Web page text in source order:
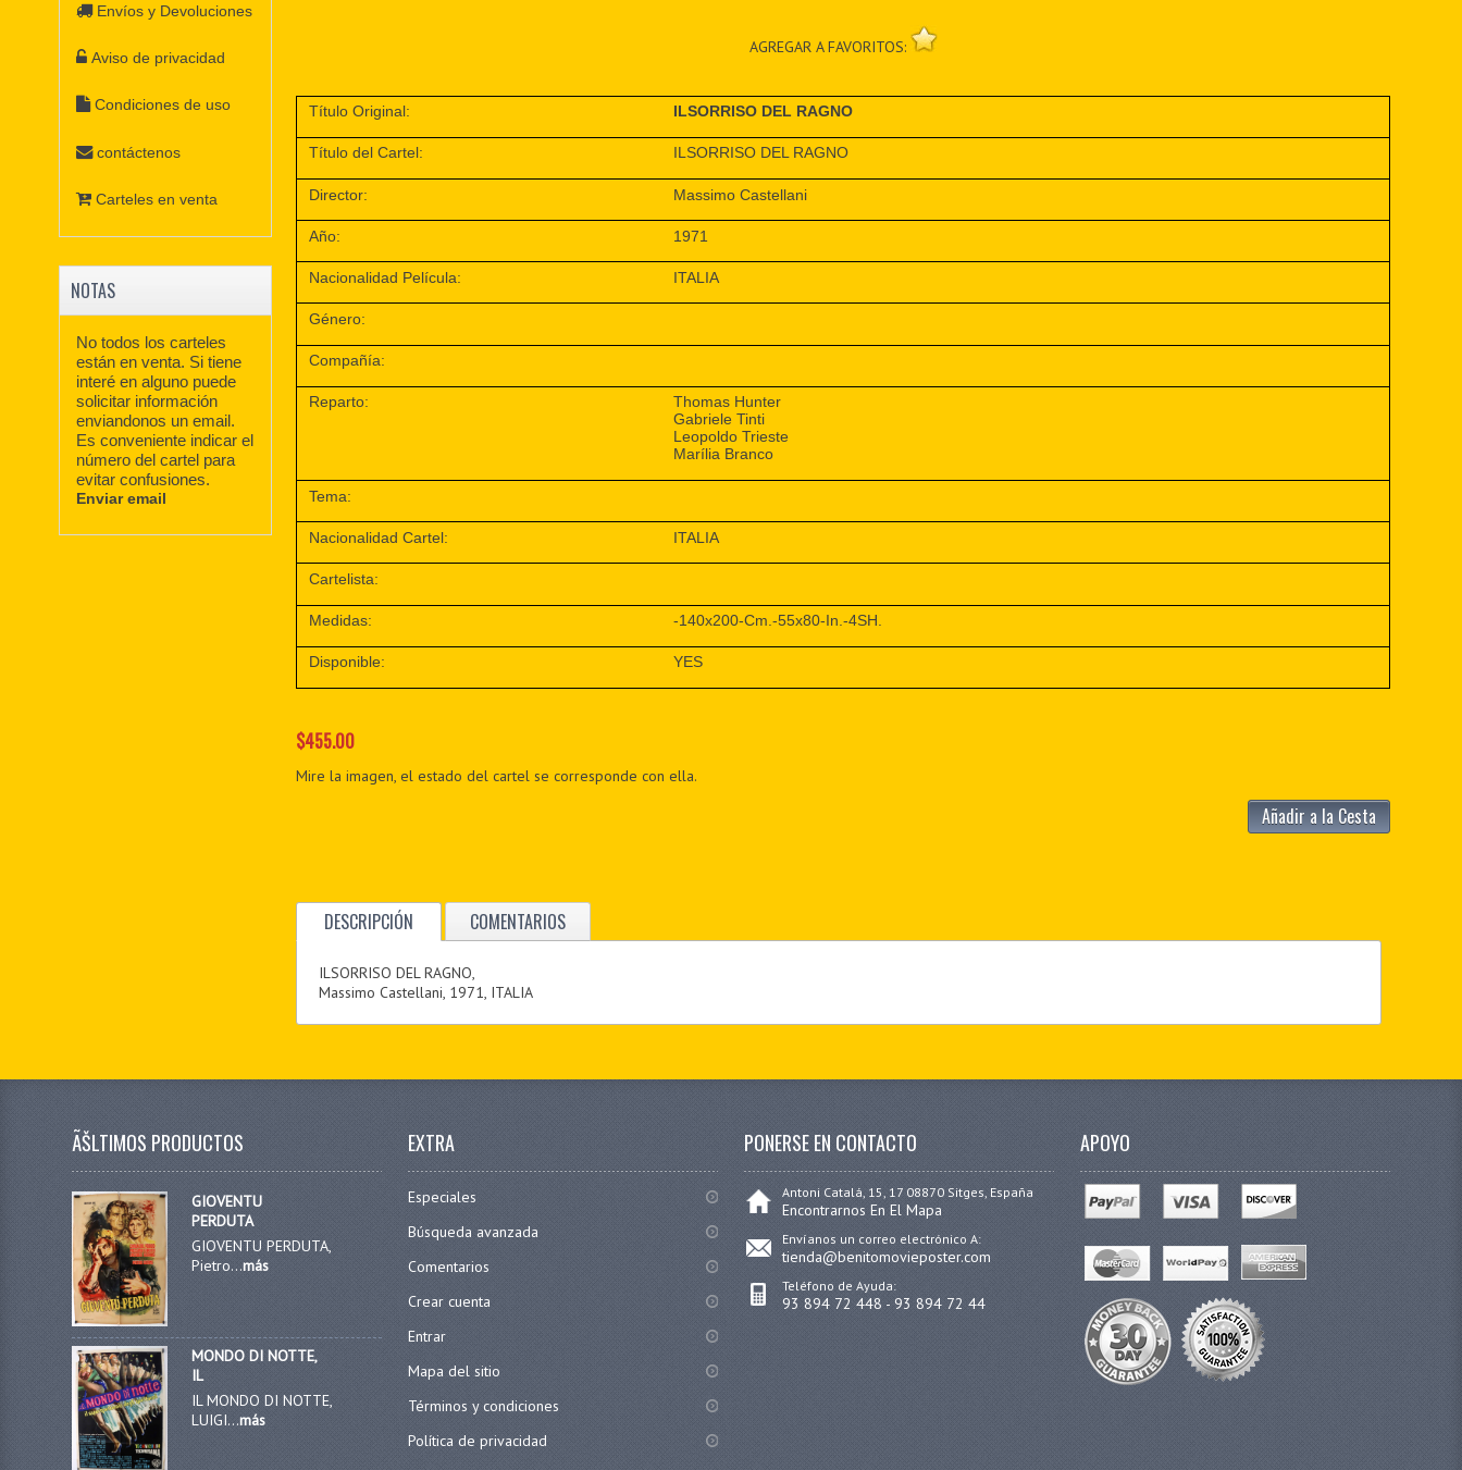
AGREGAR A FAVORITOS:
Título Original: ILSORRISO DEL RAGNO
Título del Cartel: ILSORRISO DEL RAGNO
Director: Massimo Castellani
Año: 1971
Nacionalidad Película: ITALIA
Género:
Compañía:
Reparto:
Thomas Hunter
Gabriele Tinti
Leopoldo Trieste
Marília Branco
Tema:
Nacionalidad Cartel: ITALIA
Cartelista:
Medidas: -140x200-Cm.-55x80-In.-4SH.
Disponible: YES
$455.00
Mire la imagen, el estado del cartel se corresponde con ella.
Añadir a la Cesta
DESCRIPCIÓN COMENTARIOS
ILSORRISO DEL RAGNO,
Massimo Castellani, 1971, ITALIA
Envíos y Devoluciones
Aviso de privacidad
Condiciones de uso
contáctenos
Carteles en venta
NOTAS
No todos los carteles
están en venta. Si tiene
interé en alguno puede
solicitar información
enviandonos un email.
Es conveniente indicar el
número del cartel para
evitar confusiones.
Enviar email
ÃŠLTIMOS PRODUCTOS
GIOVENTU
PERDUTA
GIOVENTU PERDUTA,
Pietro...más
MONDO DI NOTTE,
IL
IL MONDO DI NOTTE,
LUIGI...más
EXTRA
Especiales
Búsqueda avanzada
Comentarios
Crear cuenta
Entrar
Mapa del sitio
Términos y condiciones
Política de privacidad
PONERSE EN CONTACTO
Antoni Catalá, 15, 17 08870 Sitges, España
Encontrarnos En El Mapa
Envíanos un correo electrónico A:
tienda@benitomovieposter.com
Teléfono de Ayuda:
93 894 72 448 - 93 894 72 44
APOYO